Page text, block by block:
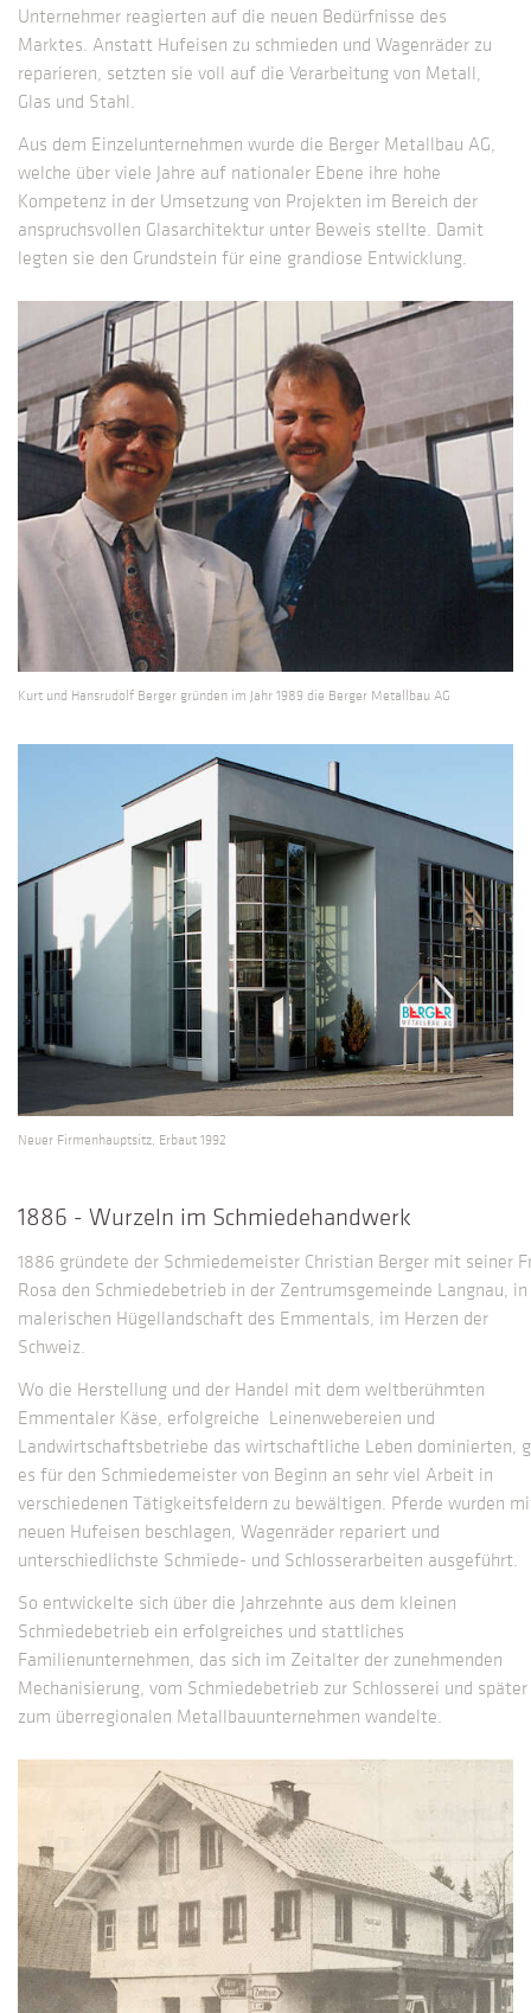
Unternehmer reagierten auf die neuen Bedürfnisse des
Marktes. Anstatt Hufeisen zu schmieden und Wagenräder zu
reparieren, setzten sie voll auf die Verarbeitung von Metall,
Glas und Stahl.
Aus dem Einzelunternehmen wurde die Berger Metallbau AG,
welche über viele Jahre auf nationaler Ebene ihre hohe
Kompetenz in der Umsetzung von Projekten im Bereich der
anspruchsvollen Glasarchitektur unter Beweis stellte. Damit
legten sie den Grundstein für eine grandiose Entwicklung.
Kurt und Hansrudolf Berger gründen im Jahr 1989 die Berger Metallbau AG
Neuer Firmenhauptsitz, Erbaut 1992
1886 - Wurzeln im Schmiedehandwerk
1886 gründete der Schmiedemeister Christian Berger mit seiner
Rosa den Schmiedebetrieb in der Zentrumsgemeinde Langnau,
malerischen Hügellandschaft des Emmentals, im Herzen der
Schweiz.
Wo die Herstellung und der Handel mit dem weltberühmten
Emmentaler Käse, erfolgreiche Leinenwebereien und
Landwirtschaftsbetriebe das wirtschaftliche Leben dominierten,
es für den Schmiedemeister von Beginn an sehr viel Arbeit in
verschiedenen Tätigkeitsfeldern zu bewältigen. Pferde wurden
neuen Hufeisen beschlagen, Wagenräder repariert und
unterschiedlichste Schmiede- und Schlosserarbeiten ausgeführt.
So entwickelte sich über die Jahrzehnte aus dem kleinen
Schmiedebetrieb ein erfolgreiches und stattliches
Familienunternehmen, das sich im Zeitalter der zunehmenden
Mechanisierung, vom Schmiedebetrieb zur Schlosserei und später
zum überregionalen Metallbauunternehmen wandelte.